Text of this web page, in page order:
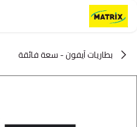
تخطي للذهاب إلى المحتوى
بطاريات آيفون - سعة فائقة